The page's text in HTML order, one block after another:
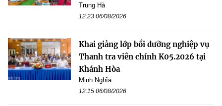
Trung Hà
12:23 06/08/2026
Khai giảng lớp bồi dưỡng nghiệp vụ
Thanh tra viên chính K05.2026 tại
Khánh Hòa
Minh Nghĩa
12:15 06/08/2026